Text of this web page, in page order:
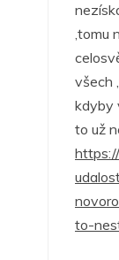
,tomu
všech
kdyby
to už
to-